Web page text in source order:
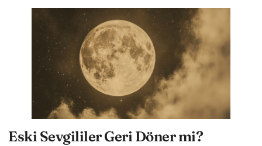
Eski Sevgililer Geri Döner mi?